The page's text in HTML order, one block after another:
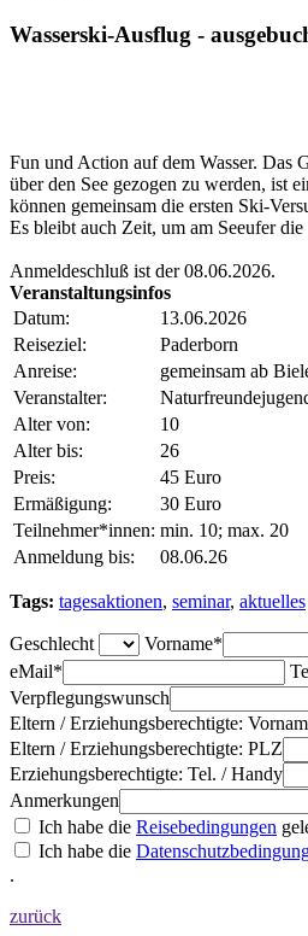
Wasserski-Ausflug -
Fun und Action auf dem Wasser. Das
über den See gezogen zu werden, ist
können gemeinsam die ersten Ski-
Es bleibt auch Zeit, um am Seeufer
Anmeldeschluß ist der 08.06.2026.
Veranstaltungsinfos
Datum:
13.06.2026
Reiseziel:
Paderborn
Anreise:
gemeinsam ab
Veranstalter:
Alter von:
10
Alter bis:
26
Preis:
45 Euro
Ermäßigung:
30 Euro
Teilnehmer*innen: min. 10; max. 20
Anmeldung bis:
08.06.26
Tags: tagesaktionen, seminar, aktuelles
Geschlecht Vorname*
eMail*
Verpflegungswunsch
Eltern / Erziehungsberechtigte:
Eltern / Erziehungsberechtigte: PLZ
Erziehungsberechtigte: Tel. / Handy
Anmerkungen
Ich habe die Reisebedingungen
Ich habe die
.
zurück